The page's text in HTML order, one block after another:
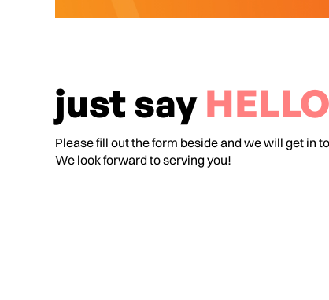
just say HELLO
Please fill out the form beside and we will get in
We look forward to serving you!